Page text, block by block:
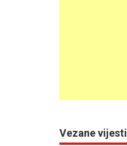
Vezane vijesti